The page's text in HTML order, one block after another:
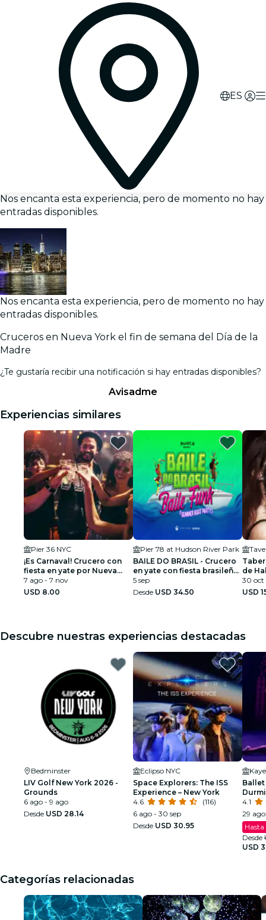
ES
Nos encanta esta experiencia, pero de momento no hay
entradas disponibles.
Nos encanta esta experiencia, pero de momento no hay
entradas disponibles.
Cruceros en Nueva York el fin de semana del Día de la
Madre
¿Te gustaría recibir una notificación si hay entradas disponibles?
Avisadme
Experiencias similares
Pier 36 NYC
¡Es Carnaval! Crucero con
fiesta en yate por Nueva
York
7 ago - 7 nov
USD 8.00
Pier 78 at Hudson River Park
BAILE DO BRASIL - Crucero
en yate con fiesta brasileña
por el Día del Trabajo
5 sep
Desde USD 34.50
de
de
30 oct
USD
Descubre nuestras experiencias destacadas
Bedminster
LIV Golf New York 2026 -
Grounds
6 ago - 9 ago
Desde USD 28.14
Eclipso NYC
Space Explorers: The ISS
Experience – New York
4.6
(116)
6 ago - 30 sep
Desde USD 30.95
Ballet
4.1
29
Hasta
Desde
USD
Categorías relacionadas